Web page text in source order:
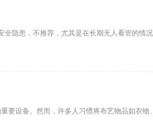
隐患，不推荐，尤其是在长期无人看管的情
要设备。然而，许多人习惯将布艺物品如衣